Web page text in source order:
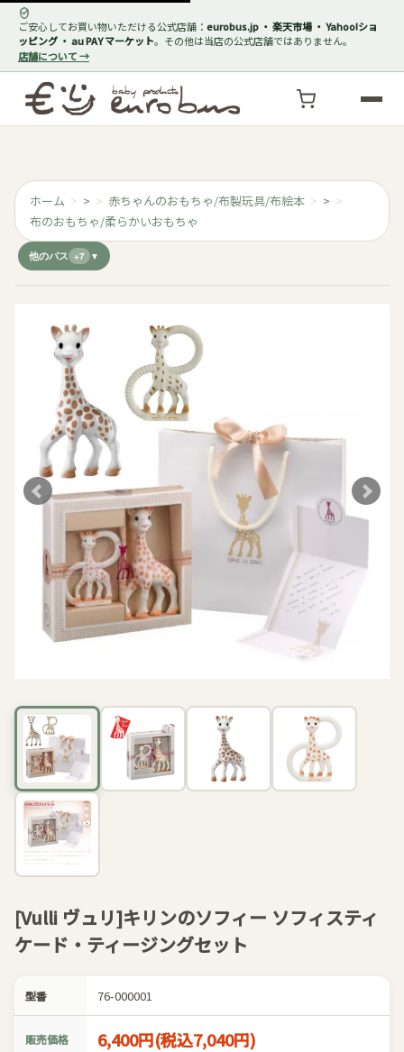
ご安心してお買い物いただける公式店舗： eurobus.jp ・ 楽天市場 ・ Yahoo!ショ
ッピング ・ au PAY マーケット。その他は当店の公式店舗ではありません。
店舗について →
ホーム > 赤ちゃんのおもちゃ/布製玩具/布絵本
>
布のおもちゃ/柔らかいおもちゃ
他のパス +7
[Vulli ヴュリ]キリンのソフィー ソフィスティ
ケード・ティージングセット
型番 76-000001
販売価格 6,400円(税込7,040円)